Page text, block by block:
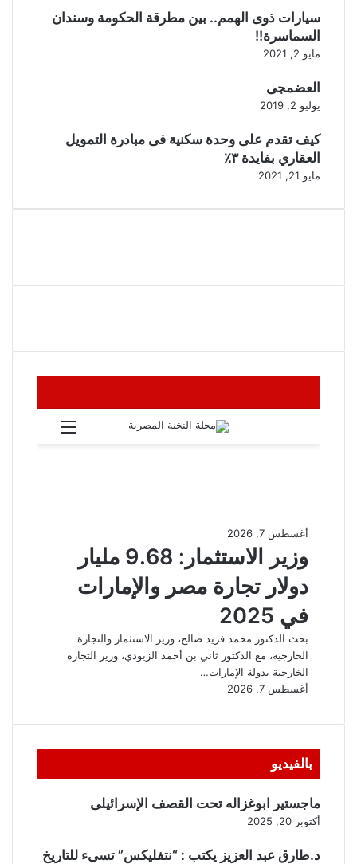
سيارات ذوى الهمم.. بين مطرقة الحكومة وسندان
السماسرة!!
مايو 2, 2021
العضمجى
يوليو 2, 2019
كيف تقدم على وحدة سكنية فى مبادرة التمويل
العقاري بفايدة ٣٪
مايو 21, 2021
بالفيديو
ماجستير ابوغزاله تحت القصف الإسرائيلى
أكتوبر 20, 2025
د.طارق عبد العزيز يكتب : “نتفليكس” تسىء للتاريخ